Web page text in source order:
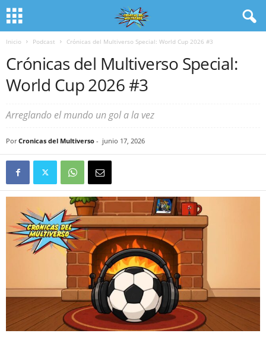
Inicio Podcast Crónicas del Multiverso Special: World Cup 2026 #3
Crónicas del Multiverso Special:
World Cup 2026 #3
Arreglando el mundo un gol a la vez
Por Cronicas del Multiverso - junio 17, 2026